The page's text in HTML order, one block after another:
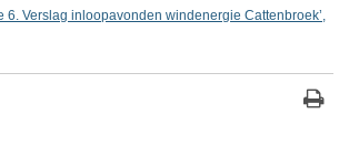
6. Verslag inloopavonden windenergie Cattenbroek’,